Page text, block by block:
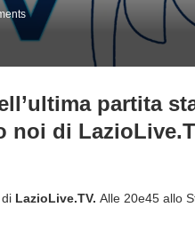
partita
noi di
LazioLive.TV. Alle 20e45 allo